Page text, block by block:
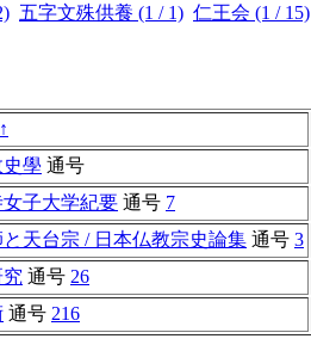
五字文殊供養 (1 / 1) 仁王会 (1 / 15)
↑
史學 通号
女子大学紀要 通号 7
天台宗 / 日本仏教宗史論集 通号 3
通号 26
通号 216